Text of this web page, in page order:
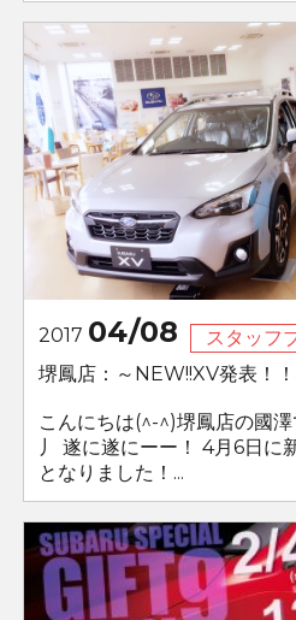
2017 04/08
スタッフ
堺鳳店：～NEW!!XV発表！
こんにちは(^-^)堺鳳店の國
丿 遂に遂にーー！ 4月6日に
となりました！...